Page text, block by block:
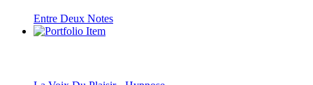
Entre Deux Notes